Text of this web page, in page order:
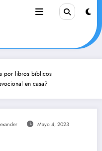
por libros bíblicos
en casa?
Mayo 4, 2023